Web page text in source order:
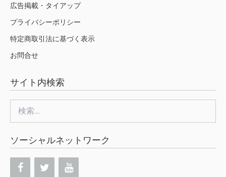
広告掲載・タイアップ
プライバシーポリシー
特定商取引法に基づく表示
お問合せ
サイト内検索
索:
ソーシャルネットワーク